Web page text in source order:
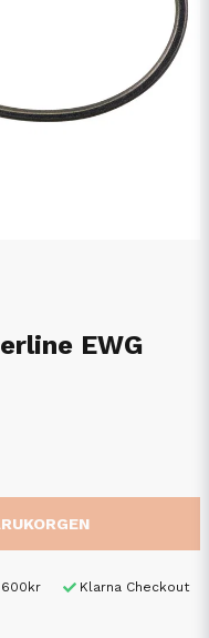
EWG
Klarna Checkout